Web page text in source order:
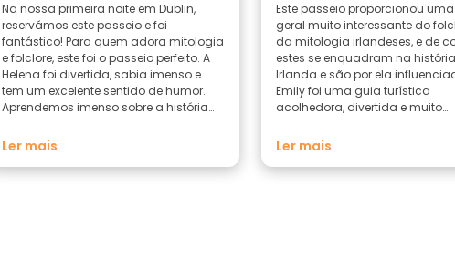
Na nossa primeira noite em Dublin,
reservámos este passeio e foi
fantástico! Para quem adora mitologia
e folclore, este foi o passeio perfeito. A
Helena foi divertida, sabia imenso e
tem um excelente sentido de humor.
Aprendemos imenso sobre a história
cultura e da língua irlandesas. A
recomendações sobre o que fazer,
Ler mais
Este passeio proporcionou
geral muito interessante do
da mitologia irlandeses, e de
estes se enquadram na
Irlanda e são por ela
Emily foi uma guia turística
acolhedora, divertida e muito
(10/10).
Ler mais